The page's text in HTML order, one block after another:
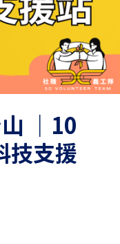
｜10
技支援